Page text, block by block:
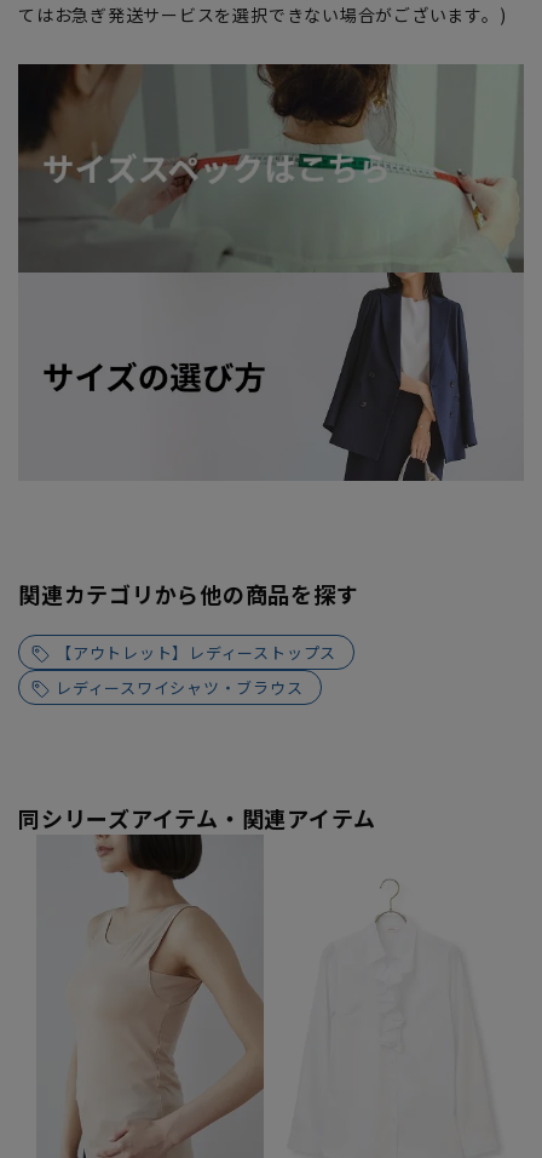
てはお急ぎ発送サービスを選択できない場合がございます。)
関連カテゴリから他の商品を探す
【アウトレット】レディーストップス
レディースワイシャツ・ブラウス
同シリーズアイテム・関連アイテム